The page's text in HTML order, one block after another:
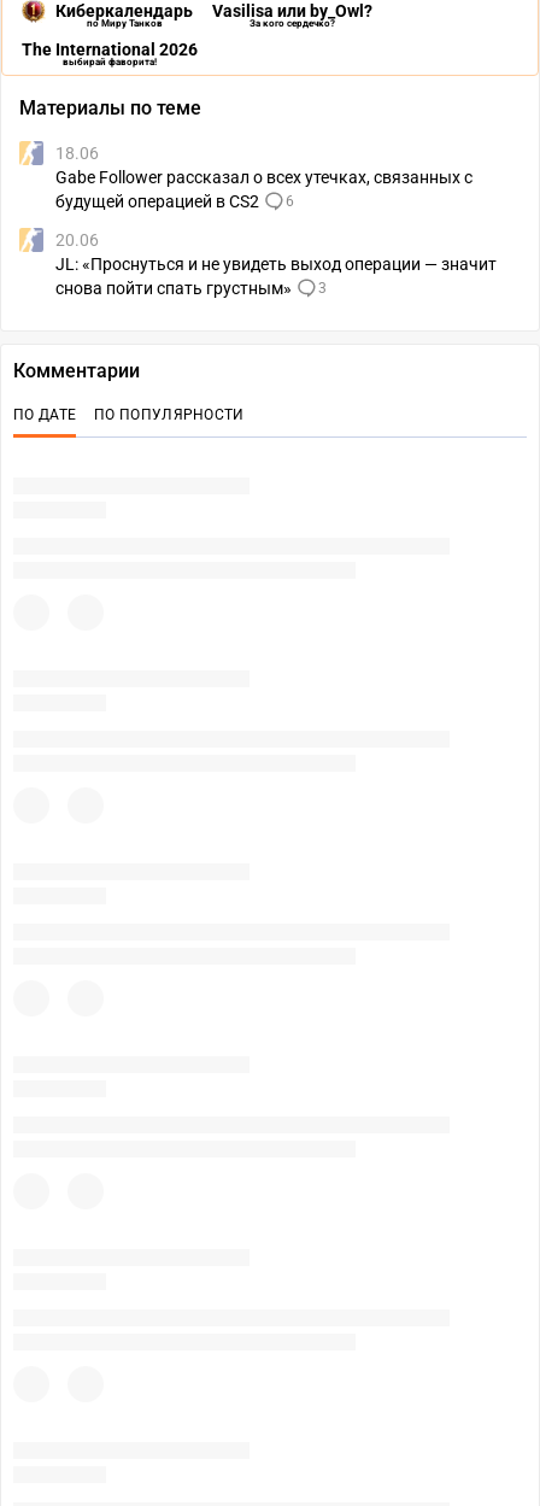
Киберкалендарь
по Миру Танков
Vasilisa или by_Owl?
За кого сердечко?
The International 2026
выбирай фаворита!
Материалы по теме
18.06
Gabe Follower рассказал о всех утечках, связанных с
будущей операцией в CS2
6
20.06
JL: «Проснуться и не увидеть выход операции — значит
снова пойти спать грустным»
3
Комментарии
ПО ДАТЕ ПО ПОПУЛЯРНОСТИ